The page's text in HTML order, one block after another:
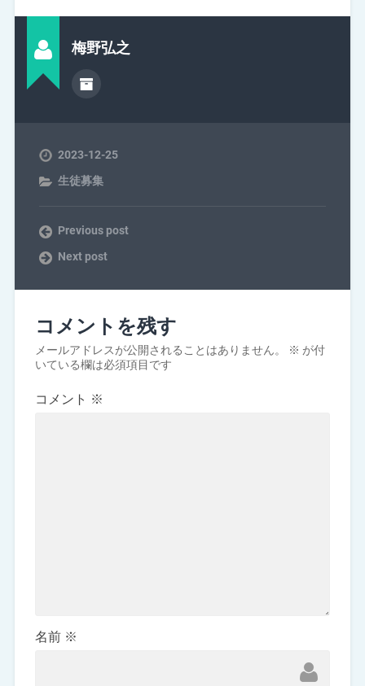
梅野弘之
2023-12-25
生徒募集
Previous post
Next post
コメントを残す
メールアドレスが公開されることはありません。 ※ が付
いている欄は必須項目です
コメント ※
名前 ※